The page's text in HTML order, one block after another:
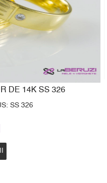
DE 14K SS 326
SS 326